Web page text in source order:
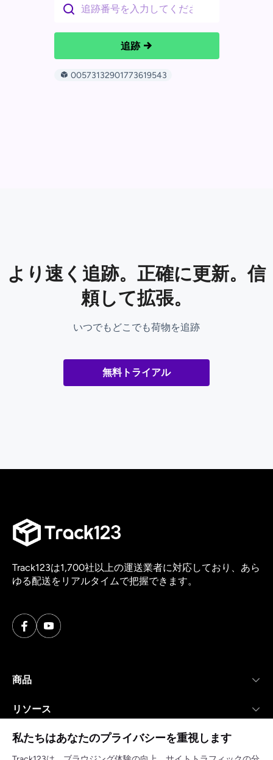
追跡
00573132901773619543
より速く追跡。正確に更新。信
頼して拡張。
いつでもどこでも荷物を追跡
無料トライアル
Track123は1,700社以上の運送業者に対応しており、あら
ゆる配送をリアルタイムで把握できます。
商品
リソース
会社
私たちはあなたのプライバシーを重視します